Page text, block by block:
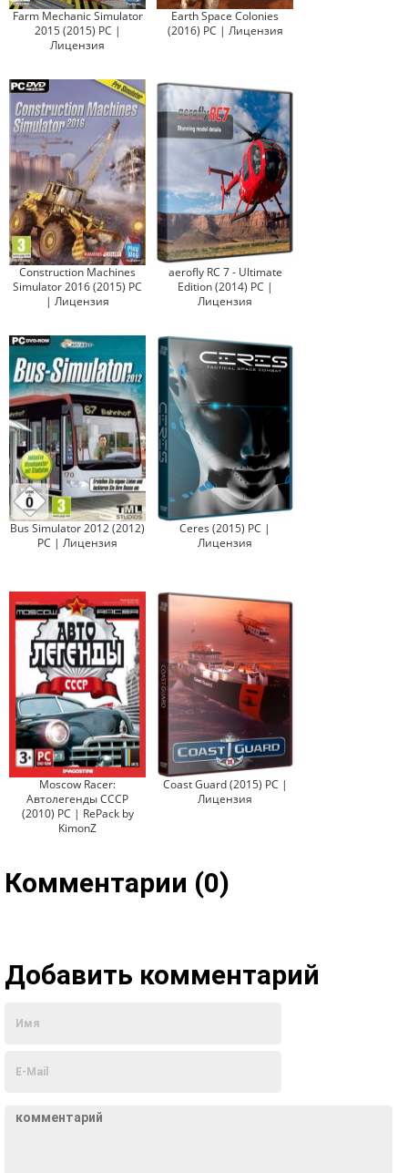
Farm Mechanic Simulator
2015 (2015) PC |
Лицензия
Earth Space Colonies
(2016) PC | Лицензия
Construction Machines
Simulator 2016 (2015) PC
| Лицензия
aerofly RC 7 - Ultimate
Edition (2014) PC |
Лицензия
Bus Simulator 2012 (2012)
PC | Лицензия
Ceres (2015) PC |
Лицензия
Moscow Racer:
Автолегенды СССР
(2010) PC | RePack by
KimonZ
Coast Guard (2015) PC |
Лицензия
Комментарии (0)
Добавить комментарий